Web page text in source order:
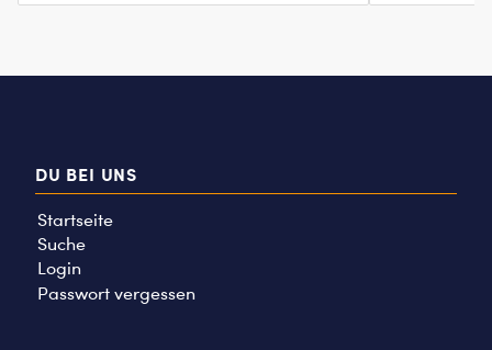
DU BEI UNS
Startseite
Suche
Login
Passwort vergessen